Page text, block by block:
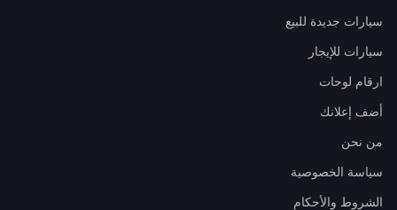
سيارات جديدة للبيع
سيارات للإيجار
ارقام لوحات
أضف إعلانك
من نحن
سياسة الخصوصية
الشروط والأحكام